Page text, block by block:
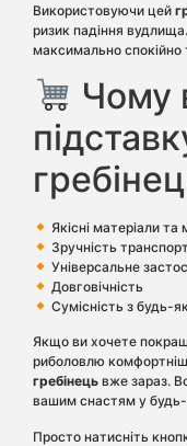
Використовуючи цей
ризик падіння
максимально спокійно
Чому
Якісні матеріали та
Зручність
Універсальне
Довговічність
Сумісність з будь-
Якщо ви хочете
риболовлю
гребінець вже зараз.
вашим снастям у
Просто натисніть